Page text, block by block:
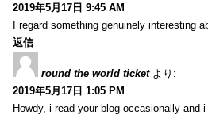
2019年5月17日 9:45 AM
I regard something genuinely interesting
返信
round the world ticket より:
2019年5月17日 1:05 PM
Howdy, i read your blog occasionally